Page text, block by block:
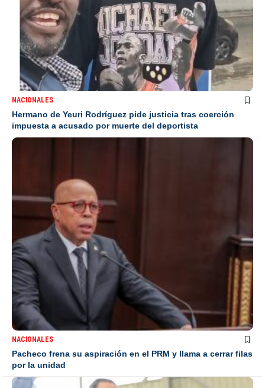
NACIONALES
Hermano de Yeuri Rodríguez pide justicia tras coerción
impuesta a acusado por muerte del deportista
NACIONALES
Pacheco frena su aspiración en el PRM y llama a cerrar filas
por la unidad